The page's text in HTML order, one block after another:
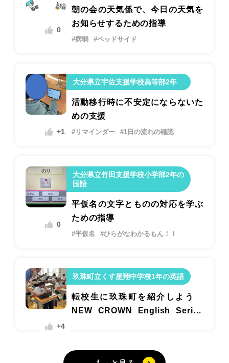
0
朝の会の天気係で、今日の天気を
お知らせするための指導
#病弱 #ベッドサイド
大分県立宇佐支援学校高等部2年
+1
活動移行時に不安定にならないた
めの支援
#リマインダー #1日の流れの確認
大分県立竹田支援学校小学部2年の
国語
0
平仮名の文字とものの対応を学ぶ
ための指導
#平仮名 #ひらがなわかるもん！！
玖珠町立くす星翔中学校1年の英語
+4
転校生に玖珠町を紹介しよう
NEW CROWN English Series